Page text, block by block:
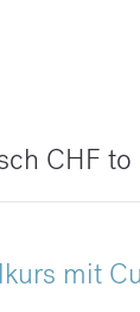
CHF to
mit